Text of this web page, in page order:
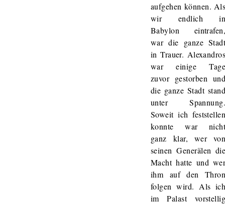
aufgehen können.
wir endlich
Babylon
war die ganze
in Trauer.
war einige
zuvor gestorben
die ganze Stadt
unter
Soweit ich
konnte war
ganz klar, wer
seinen Generälen
Macht hatte und
ihm auf den
folgen wird. Als
im Palast